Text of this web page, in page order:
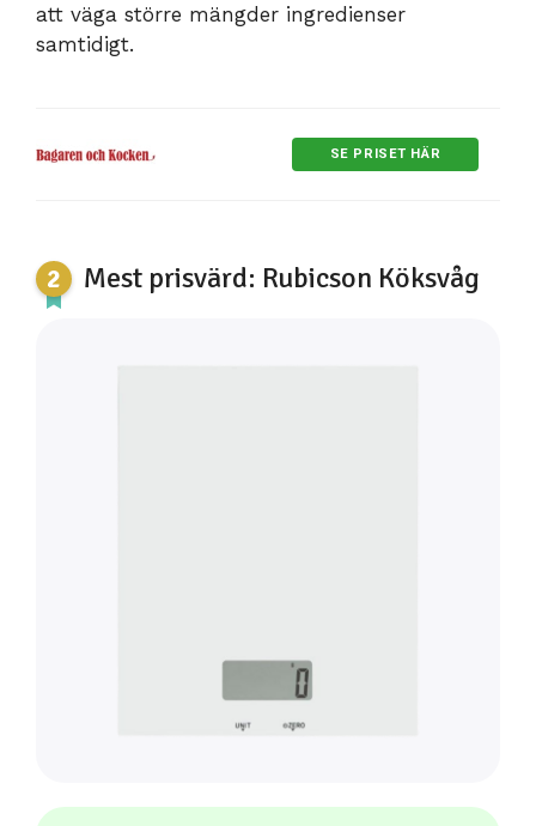
att väga större mängder ingredienser
samtidigt.
SE PRISET HÄR
Mest prisvärd: Rubicson Köksvåg